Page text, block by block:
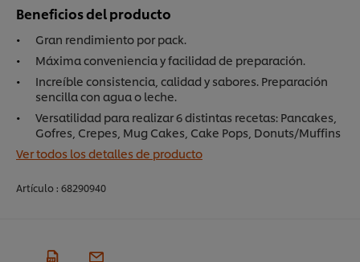
Beneficios del producto
Gran rendimiento por pack.
Máxima conveniencia y facilidad de preparación.
Increíble consistencia, calidad y sabores. Preparación
sencilla con agua o leche.
Versatilidad para realizar 6 distintas recetas: Pancakes,
Gofres, Crepes, Mug Cakes, Cake Pops, Donuts/Muffins
Ver todos los detalles de producto
Artículo : 68290940